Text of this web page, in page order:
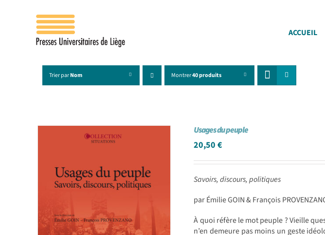
ACCUEIL
Trier parNom Montrer40 produits
Usages du peuple
20,50€
Savoirs, discours, politiques
par Émilie GOIN & François
À quoi réfère le mot peuple ? Vieille
n’en demeure pas moins un geste